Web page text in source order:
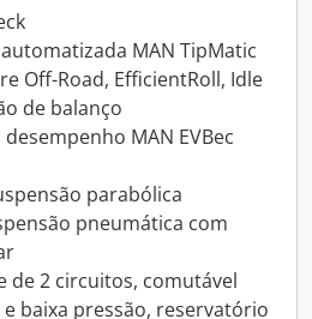
MAN TipMatic
Off-Road, EfficientRoll, Idle
de balanço
MAN EVBec
parabólica
pneumática com
de 2 circuitos, comutável
baixa pressão, reservatório